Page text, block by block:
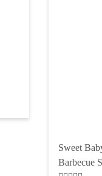
Sweet
Barbecue